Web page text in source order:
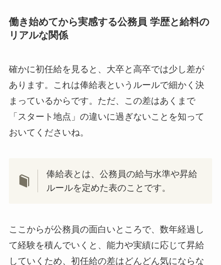
働き始めてから実感する公務員 学歴と給料の
リアルな関係
確かに初任給を見ると、大卒と高卒では少し差が
あります。これは俸給表というルールで細かく決
まっているからです。ただ、この差はあくまで
「スタート地点」の違いに過ぎないことを知って
おいてくださいね。
俸給表とは、公務員の給与水準や昇給
ルールを定めた表のことです。
ここからが公務員の面白いところで、数年経過し
て経験を積んでいくと、能力や実績に応じて昇給
していくため、初任給の差はどんどん気にならな